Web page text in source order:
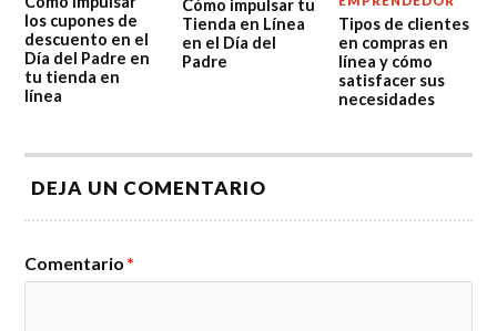
los cupones de
descuento en el
Día del Padre en
tu tienda en
línea
Cómo impulsar tu
Tienda en Línea
en el Día del
Padre
Tipos de clientes
en compras en
línea y cómo
satisfacer sus
necesidades
DEJA UN COMENTARIO
Comentario *